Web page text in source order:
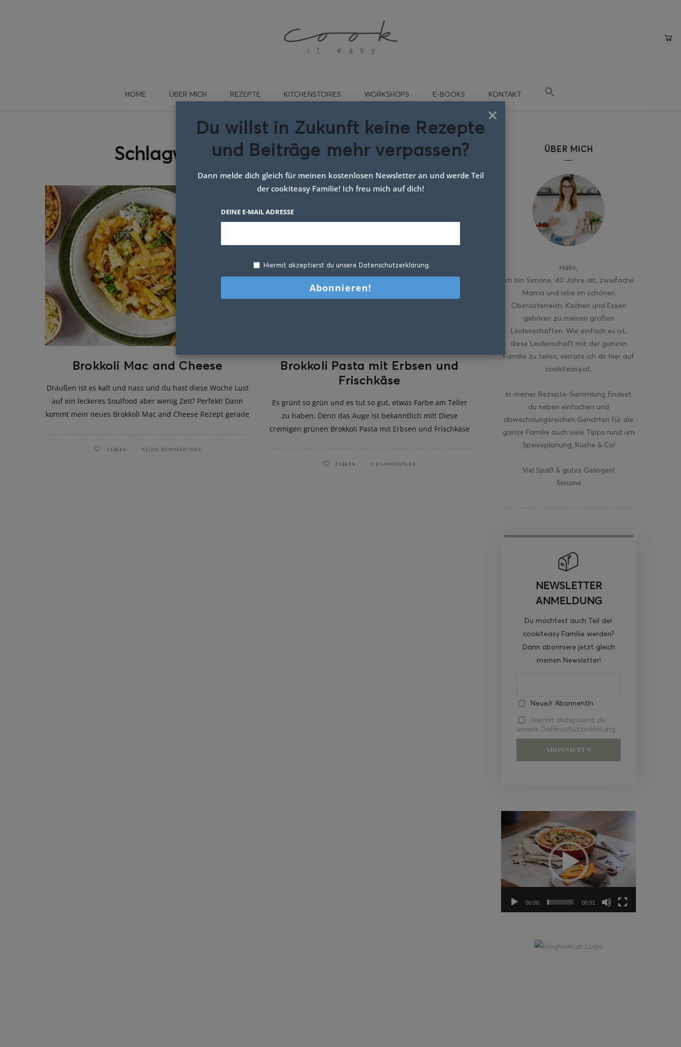
HOME ÜBER MICH REZEPTE KITCHENSTORIES WORKSHOPS E-BOOKS KONTAKT
Schlagwort:brokkoli kinder rezept
Brokkoli Mac and Cheese
Draußen ist es kalt und nass und du hast diese Woche Lust
auf ein leckeres Soulfood aber wenig Zeit? Perfekt! Dann
kommt mein neues Brokkoli Mac and Cheese Rezept gerade
5 LIKES KEINE KOMMENTARE
Brokkoli Pasta mit Erbsen und
Frischkäse
Es grünt so grün und es tut so gut, etwas Farbe am Teller
zu haben. Denn das Auge ist bekanntlich mit! Diese
cremigen grünen Brokkoli Pasta mit Erbsen und Frischkäse
2 LIKES 3 KOMMENTARE
ÜBER MICH
Hallo
ich bin Simone, 40 Jahre alt, zweifache
Mama und lebe im schönen
Oberösterreich. Kochen und Essen
gehören zu meinen großen
Leidenschaften. Wie einfach es ist,
diese Leidenschaft mit der ganzen
Familie zu teilen, verrate ich dir hier auf
cookiteasy.at.
In meiner Rezepte-Sammlung findest
du neben einfachen und
abwechslungsreichen Gerichten für die
ganze Familie auch viele Tipps rund um
Speiseplanung, Küche & Co!
Viel Spaß & gutes Gelingen!
Simone
NEWSLETTER
ANMELDUNG
Du möchtest auch Teil der
cookiteasy Familie werden?
Dann abonniere jetzt gleich
meinen Newsletter!
Neue/r AbonnentIn
Hiermit akzeptierst du
unsere Datenschutzerklärung.
Video-
Player
00:00 00:51
×
Du willst in Zukunft keine Rezepte
und Beiträge mehr verpassen?
Dann melde dich gleich für meinen kostenlosen Newsletter an und werde Teil
der cookiteasy Familie! Ich freu mich auf dich!
DEINE E-MAIL ADRESSE
Hiermit akzeptierst du unsere Datenschutzerklärung.